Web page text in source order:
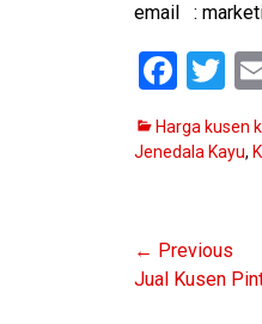
email :
F
ce
o
k
T
wi
tt
Categories
Harga kusen
Jenedala Kayu,
Navigasi
pos
← Previous
Previous
Jual Kusen